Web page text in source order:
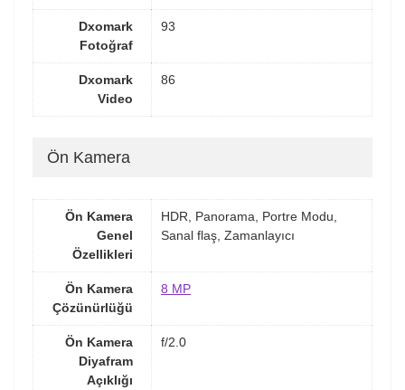
Dxomark
Fotoğraf
93
Dxomark
Video
86
Ön Kamera
Ön Kamera
Genel
Özellikleri
HDR, Panorama, Portre Modu,
Sanal flaş, Zamanlayıcı
Ön Kamera
Çözünürlüğü
8 MP
Ön Kamera
Diyafram
Açıklığı
f/2.0